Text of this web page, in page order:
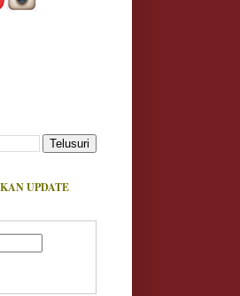
UPDATE